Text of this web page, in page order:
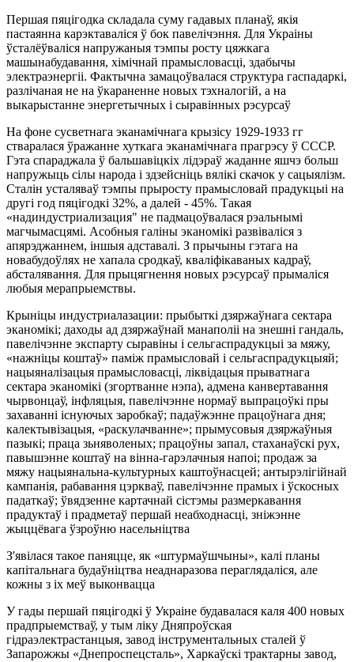
Першая пяцігодка складала суму гадавых планаў, якія
пастаянна карэктаваліся ў бок павелічэння. Для Украіны
ўсталёўваліся напружаныя тэмпы росту цяжкага
машынабудавання, хімічнай прамысловасці, здабычы
электраэнергіі. Фактычна замацоўвалася структура гаспадаркі,
разлічаная не на ўкараненне новых тэхналогій, а на
выкарыстанне энергетычных і сыравінных рэсурсаў
На фоне сусветнага эканамічнага крызісу 1929-1933 гг
стваралася ўражанне хуткага эканамічнага прагрэсу ў СССР.
Гэта спараджала ў бальшавіцкіх лідэраў жаданне яшчэ больш
напружыць сілы народа і здзейсніць вялікі скачок у сацыялізм.
Сталін усталяваў тэмпы прыросту прамысловай прадукцыі на
другі год пяцігодкі 32%, а далей - 45%. Такая
«надиндустриализация" не падмацоўвалася рэальнымі
магчымасцямі. Асобныя галіны эканомікі развіваліся з
апярэджаннем, іншыя адставалі. З прычыны гэтага на
новабудоўлях не хапала сродкаў, кваліфікаваных кадраў,
абсталявання. Для прыцягнення новых рэсурсаў прымаліся
любыя мерапрыемствы.
Крыніцы индустриалазации: прыбыткі дзяржаўнага сектара
эканомікі; даходы ад дзяржаўнай манаполіі на знешні гандаль,
павелічэнне экспарту сыравіны і сельгаспрадукцыі за мяжу,
«нажніцы коштаў» паміж прамысловай і сельгаспрадукцыяй;
нацыяналізацыя прамысловасці, ліквідацыя прыватнага
сектара эканомікі (згортванне нэпа), адмена канвертавання
чырвонцаў, інфляцыя, павелічэнне нормаў выпрацоўкі пры
захаванні існуючых заробкаў; падаўжэнне працоўнага дня;
калектывізацыя, «раскулачванне»; прымусовыя дзяржаўныя
пазыкі; праца зьняволеных; працоўны запал, стаханаўскі рух,
павышэнне коштаў на вінна-гарэлачныя напоі; продаж за
мяжу нацыянальна-культурных каштоўнасцей; антырэлігійнай
кампанія, рабавання цэркваў, павелічэнне прамых і ўскосных
падаткаў; ўвядзенне картачнай сістэмы размеркавання
прадуктаў і прадметаў першай неабходнасці, зніжэнне
жыццёвага ўзроўню насельніцтва
З'явілася такое паняцце, як «штурмаўшчыны», калі планы
капітальнага будаўніцтва неаднаразова пераглядаліся, але
кожны з іх меў выконвацца
У гады першай пяцігодкі ў Украіне будавалася каля 400 новых
прадпрыемстваў, у тым ліку Дняпроўская
гідраэлектрастанцыя, завод інструментальных сталей ў
Запарожжы «Днепроспецсталь», Харкаўскі трактарны завод,